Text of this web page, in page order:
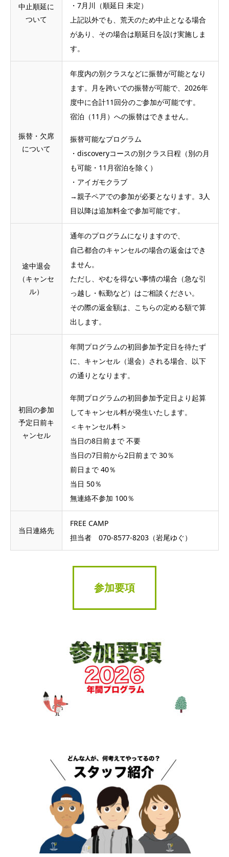
中止順延に
ついて
・7月川（順延日 未定）
上記以外でも、荒天のため中止となる場合
があり、その場合は順延日を設け実施しま
す。
振替・欠席
について
年度内の別クラスなどに振替が可能となり
ます。月を跨いでの振替が可能で、2026年
度中に合計11回分のご参加が可能です。
宿泊（11月）への振替はできません。
振替可能なプログラム
・discoveryコースの別クラス日程（別の月
も可能・11月宿泊を除く）
・アイガモクラブ
→親子ペアでの参加が必要となります。3人
目以降は追加料金で参加可能です。
途中退会
（キャンセ
ル）
通年のプログラムになりますので、
自己都合のキャンセルの場合の返金はでき
ません。
ただし、やむを得ない事情の場合（急な引
っ越し・転勤など）はご相談ください。
その際の返金額は、こちらの定める額で算
出します。
初回の参加
予定日前キ
ャンセル
年間プログラムの初回参加予定日を待たず
に、キャンセル（退会）される場合、以下
の通りとなります。
年間プログラムの初回参加予定日より起算
してキャンセル料が発生いたします。
＜キャンセル料＞
当日の8日前まで 不要
当日の7日前から2日前まで 30％
前日まで 40％
当日 50％
無連絡不参加 100％
当日連絡先
FREE CAMP
担当者 070-8577-8203（岩尾ゆぐ）
参加要項